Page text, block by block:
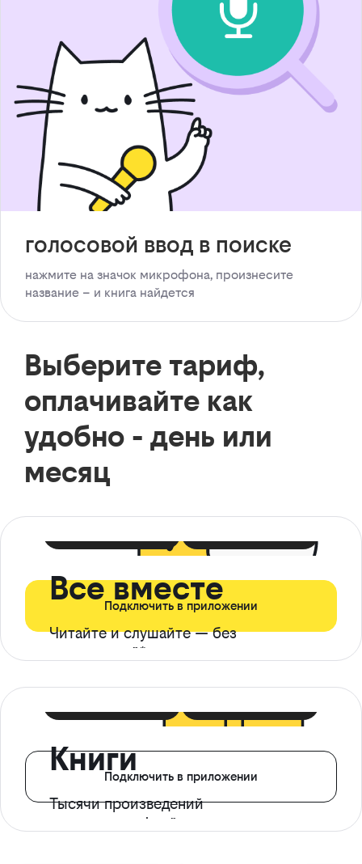
голосовой ввод в поиске
нажмите на значок микрофона, произнесите
название – и книга найдется
Выберите тариф,
оплачивайте как
удобно - день или
месяц
Все вместе
Читайте и слушайте — без
ограничений*
Подключить в приложении
Книги
Тысячи произведений
с доступом офлайн
Подключить в приложении